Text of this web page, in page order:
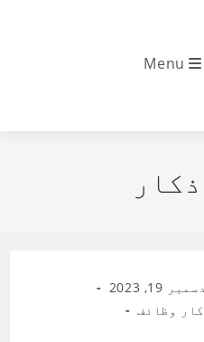
Menu
19, 2023
وظائف